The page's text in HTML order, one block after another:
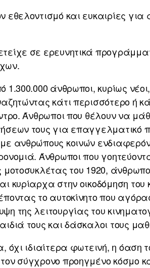
εθελοντισμό και ευκαιρίες
σε ερευνητικά
1.300.000 άνθρωποι, κυρίως
κάτι περισσότερο ή
Άνθρωποι που θέλουν να
τους για επαγγελματικό
ανθρώπους κοινών
Άνθρωποι που
του 1920,
κυρίαρχα στην οικοδόμηση
το αυτοκίνητο που
της λειτουργίας του
τους και δάσκαλοι τους
όχι ιδιαίτερα φωτεινή, η
σύγχρονο προηγμένο κόσμο